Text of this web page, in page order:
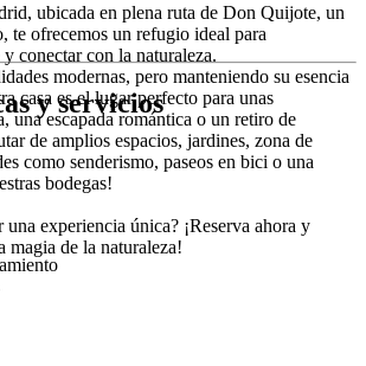
ubicada en plena ruta de Don Quijote, un
te ofrecemos un refugio ideal para
conectar con la naturaleza.
modernas, pero manteniendo su esencia
casa es el lugar perfecto para unas
una escapada romántica o un retiro de
de amplios espacios, jardines, zona de
como senderismo, paseos en bici o una
bodegas!
experiencia única? ¡Reserva ahora y
magia de la naturaleza!
y servicios